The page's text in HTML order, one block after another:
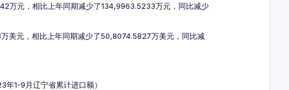
万元，相比上年同期减少了134,9963.5233万元，同比减少
美元，相比上年同期减少了50,8074.5827万美元，同比减
年1-9月辽宁省累计进口额）